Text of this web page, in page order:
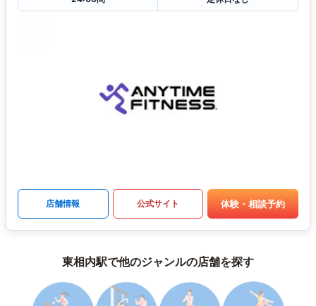
店舗情報 公式サイト 体験・相談予約
東相内駅で他のジャンルの店舗を探す